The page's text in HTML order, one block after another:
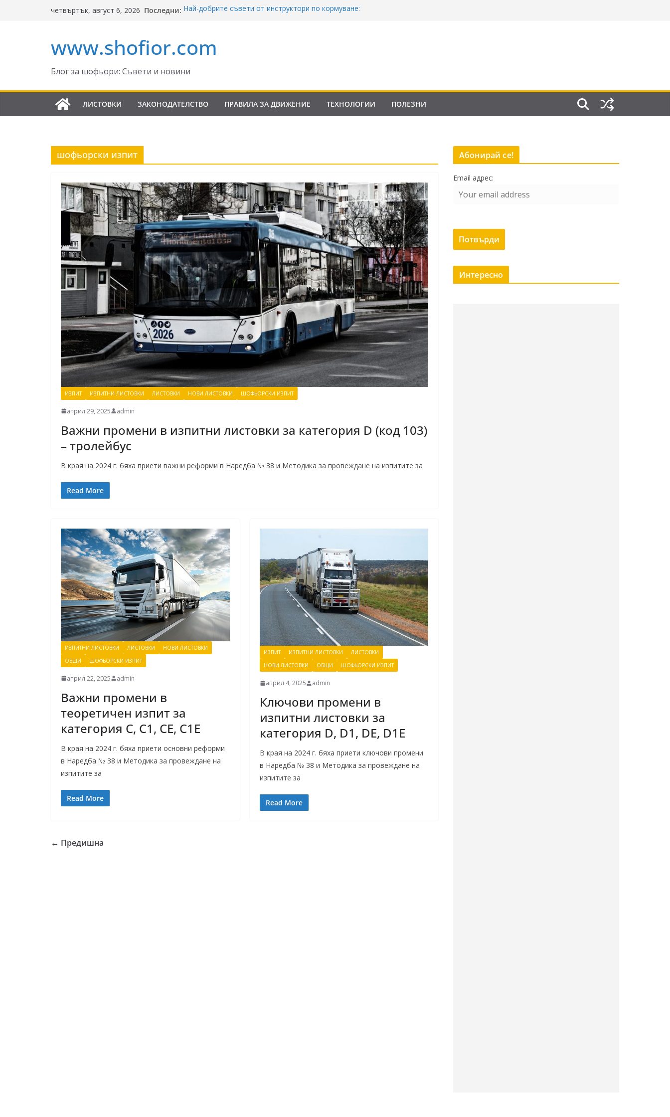
четвъртък, август 6, 2026 Последни: Най-добрите съвети от инструктори по кормуване:
ВНИМАНИЕ: Франция криминализира високата
Отнемане на контролни точки – по колко и кога?
да знаят шофьорите?
www.shofior.com
Блог за шофьори: Съвети и новини
ЛИСТОВКИ ЗАКОНОДАТЕЛСТВО ПРАВИЛА ЗА ДВИЖЕНИЕ ТЕХНОЛОГИИ ПОЛЕЗНИ
шофьорски изпит
ИЗПИТ ИЗПИТНИ ЛИСТОВКИ ЛИСТОВКИ НОВИ ЛИСТОВКИ ШОФЬОРСКИ ИЗПИТ
април 29, 2025 admin
Важни промени в изпитни листовки за категория D (код 103)
– тролейбус
В края на 2024 г. бяха приети важни реформи в Наредба № 38 и Методика за провеждане на изпитите за
Read More
ИЗПИТНИ ЛИСТОВКИ ЛИСТОВКИ
НОВИ ЛИСТОВКИ
ОБЩИ
ШОФЬОРСКИ ИЗПИТ
април 22, 2025 admin
Важни промени в
теоретичен изпит за
категория С, С1, СЕ, С1Е
В края на 2024 г. бяха приети основни реформи
в Наредба № 38 и Методика за провеждане на
изпитите за
Read More
ИЗПИТ ИЗПИТНИ ЛИСТОВКИ
ЛИСТОВКИ
НОВИ ЛИСТОВКИ
ОБЩИ ШОФЬОРСКИ ИЗПИТ
април 4, 2025 admin
Ключови промени в
изпитни листовки за
категория D, D1, DE, D1E
В края на 2024 г. бяха приети ключови промени
в Наредба № 38 и Методика за провеждане на
изпитите за
Read More
← Предишна
Абонирай се!
Email адрес:
Интересно